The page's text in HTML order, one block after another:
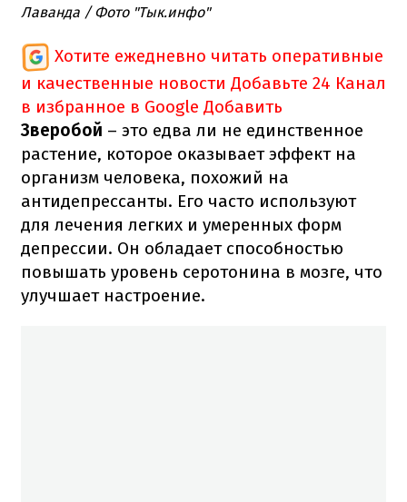
Лаванда / Фото "Тык.инфо"
Хотите ежедневно читать оперативные
и качественные новости Добавьте 24 Канал
в избранное в Google Добавить
Зверобой – это едва ли не единственное
растение, которое оказывает эффект на
организм человека, похожий на
антидепрессанты. Его часто используют
для лечения легких и умеренных форм
депрессии. Он обладает способностью
повышать уровень серотонина в мозге, что
улучшает настроение.